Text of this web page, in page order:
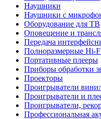
Наушники
Наушники с
Оборудование для ТВ
Оповещение и
Передача
Полноразмерные Hi-
Портативные плееры
Приборы обработки
Проекторы
Проигрыватели
Проигрыватели и
Проигрыватели,
Профессиональная